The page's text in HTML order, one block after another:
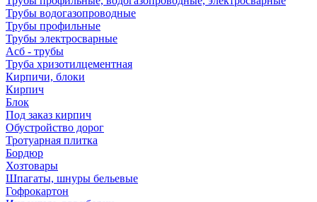
Трубы водогазопроводные
Трубы профильные
Трубы электросварные
Асб - трубы
Труба хризотилцементная
Кирпичи, блоки
Кирпич
Блок
Под заказ кирпич
Обустройство дорог
Тротуарная плитка
Бордюр
Хозтовары
Шпагаты, шнуры бельевые
Гофрокартон